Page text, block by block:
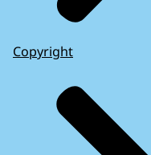
Copyright